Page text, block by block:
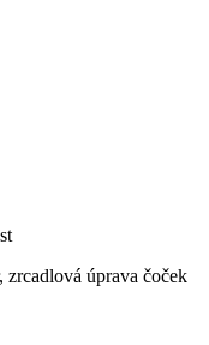
zrcadlová úprava čoček